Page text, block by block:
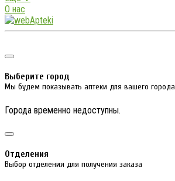
О нас
Выберите город
Мы будем показывать аптеки для вашего города
Города временно недоступны.
Отделения
Выбор отделения для получения заказа